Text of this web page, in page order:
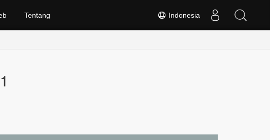
Indonesia
Tentang